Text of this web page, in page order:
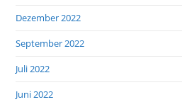
Dezember 2022
September 2022
Juli 2022
Juni 2022